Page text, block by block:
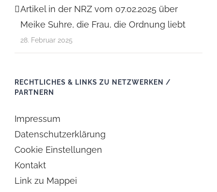
Artikel in der NRZ vom 07.02.2025 über
Meike Suhre, die Frau, die Ordnung liebt
28. Februar 2025
RECHTLICHES & LINKS ZU NETZWERKEN /
PARTNERN
Impressum
Datenschutzerklärung
Cookie Einstellungen
Kontakt
Link zu Mappei